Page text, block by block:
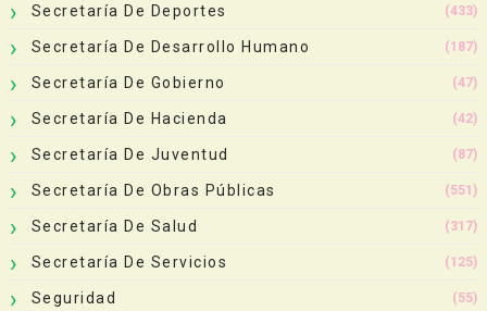
Secretaría De Deportes (433)
Secretaría De Desarrollo Humano (187)
Secretaría De Gobierno (47)
Secretaría De Hacienda (42)
Secretaría De Juventud (87)
Secretaría De Obras Públicas (551)
Secretaría De Salud (317)
Secretaría De Servicios (125)
Seguridad (55)